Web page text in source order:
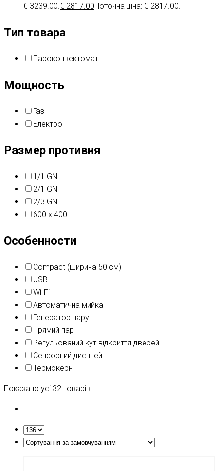
€ 3239.00. € 2817.00Поточна ціна: € 2817.00.
Тип товара
Пароконвектомат
Мощность
Газ
Електро
Размер противня
1/1 GN
2/1 GN
2/3 GN
600 x 400
Особенности
Compact (ширина 50 см)
USB
Wi-Fi
Автоматична мийка
Генератор пару
Прямий пар
Регульований кут відкриття дверей
Сенсорний дисплей
Термокерн
Показано усі 32 товарів